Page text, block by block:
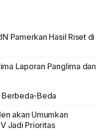
Pamerkan Hasil Riset di
Laporan Panglima dan
Berbeda-Beda
akan Umumkan
Jadi Prioritas